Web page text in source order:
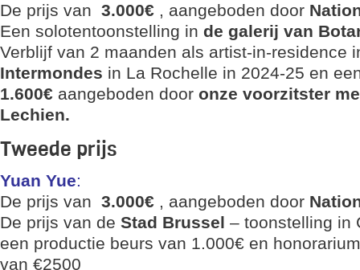
De prijs van 3.000€ , aangeboden door
Een solotentoonstelling in de galerij van
Verblijf van 2 maanden als artist-in-residence
Intermondes in La Rochelle in 2024-25 en
1.600€ aangeboden door onze voorzitster
Lechien.
Tweede prijs
Yuan Yue:
De prijs van 3.000€ , aangeboden door
De prijs van de Stad Brussel – toonstelling in
een productie beurs van 1.000€ en
van €2500